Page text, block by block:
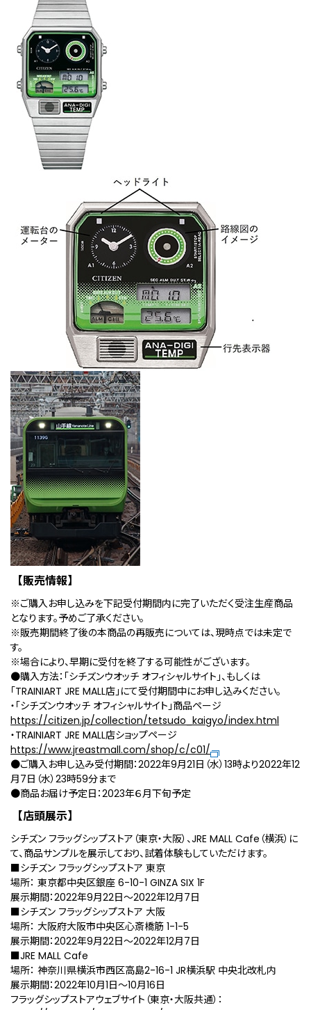
【販売情報】
※ご購入お申し込みを下記受付期間内に完了いただく受注生産商品
となります。予めご了承ください。
※販売期間終了後の本商品の再販売については、現時点では未定で
す。
※場合により、早期に受付を終了する可能性がございます。
●購入方法：「シチズンウオッチ オフィシャルサイト」、もしくは
「TRAINIART JRE MALL店」にて受付期間中にお申し込みください。
・「シチズンウオッチ オフィシャルサイト」商品ページ
https://citizen.jp/collection/tetsudo_kaigyo/index.html
・TRAINIART JRE MALL店ショップページ
https://www.jreastmall.com/shop/c/c01/
●ご購入お申し込み受付期間：2022年9月21日（水）13時より2022年12
月7日（水）23時59分まで
●商品お届け予定日：2023年６月下旬予定
【店頭展示】
シチズン フラッグシップストア（東京・大阪）、JRE MALL Cafe（横浜）に
て、商品サンプルを展示しており、試着体験もしていただけます。
■シチズン フラッグシップストア 東京
場所： 東京都中央区銀座 6-10-1 GINZA SIX 1F
展示期間：2022年9月22日～2022年12月7日
■シチズン フラッグシップストア 大阪
場所： 大阪府大阪市中央区心斎橋筋 1-1-5
展示期間：2022年9月22日～2022年12月7日
■JRE MALL Cafe
場所： 神奈川県横浜市西区高島2-16-1 JR横浜駅 中央北改札内
展示期間：2022年10月1日～10月16日
フラッグシップストアウェブサイト（東京・大阪共通）：